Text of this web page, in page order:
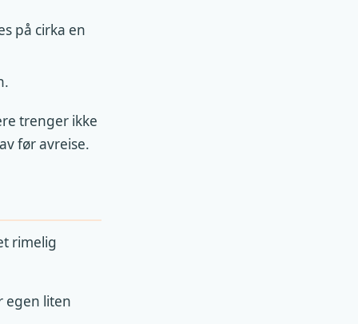
på cirka en
trenger ikke
før avreise.
rimelig
egen liten